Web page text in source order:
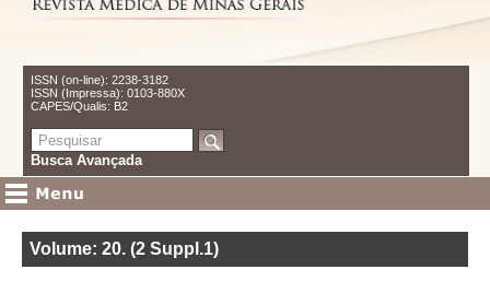
ISSN (on-line): 2238-3182
ISSN (Impressa): 0103-880X
CAPES/Qualis: B2
Busca Avançada
Volume: 20. (2 Suppl.1)